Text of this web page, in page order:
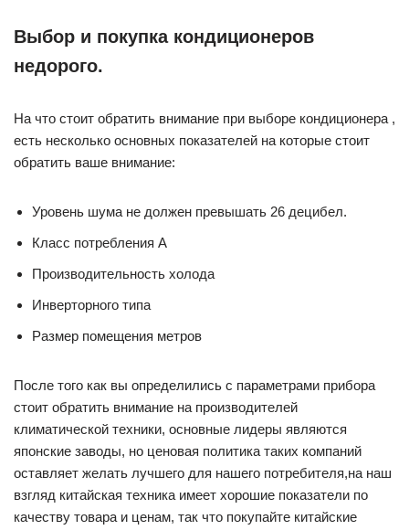
Выбор и покупка кондиционеров
недорого.
На что стоит обратить внимание при выборе кондиционера ,
есть несколько основных показателей на которые стоит
обратить ваше внимание:
Уровень шума не должен превышать 26 децибел.
Класс потребления А
Производительность холода
Инверторного типа
Размер помещения метров
После того как вы определились с параметрами прибора
стоит обратить внимание на производителей
климатической техники, основные лидеры являются
японские заводы, но ценовая политика таких компаний
оставляет желать лучшего для нашего потребителя,на наш
взгляд китайская техника имеет хорошие показатели по
качеству товара и ценам, так что покупайте китайские